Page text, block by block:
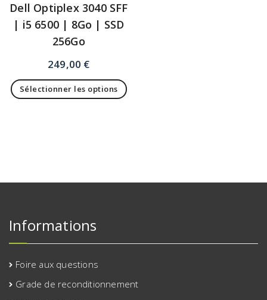
Dell Optiplex 3040 SFF
| i5 6500 | 8Go | SSD
256Go
249,00 €
Sélectionner les options
Informations
Foire aux questions
Grade de reconditionnement